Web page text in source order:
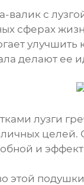
с
сферах
делают ее
лузги
и
этой